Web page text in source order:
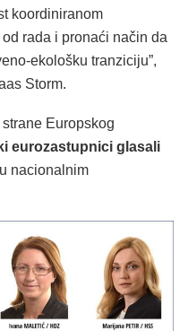
koordiniranom
rada i pronaći način da
ekološku tranziciju”,
Storm.
Europskog
eurozastupnici glasali
nacionalnim